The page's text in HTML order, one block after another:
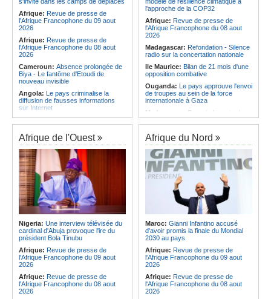
comme une expérience pour aller de
l'avant »
Afrique:
Les statistiques clés avant
d'Ivoire et l'Algérie
Angola:Le Wiliete échoue en demi-
finales du championnat national
féminin
Afrique: Revue de presse de
l'Afrique Francophone du 09 aout
2026
Afrique: Revue de presse de
l'Afrique Francophone du 08 aout
2026
Cameroun: Absence prolongée de
Biya - Le fantôme d'Etoudi de
nouveau invisible
Angola: Le pays criminalise la
diffusion de fausses informations
sur Internet
Congo-Brazzaville:Concours de
musique 'Talents +' - La liste des
participants publiée
Congo-Brazzaville:Coupe du
Congo de football - JST, Inter, Cara
et V Club qualifiés pour les demi-
finales
Congo-Brazzaville: Lutte contre la
corruption - Les parlementaires
sensibilisés
Congo-Brazzaville:Santé publique
- Ollombo réceptionne son hôpital de
référence
Congo-Brazzaville:Lutte contre
les épidémies - Les employés de la
maison de retraite Kambissi en
formation
l'approche de la COP32
Afrique: Revue de presse de
l'Afrique Francophone du 08 aout
2026
Madagascar: Refondation - Silence
radio sur la concertation nationale
Ile Maurice: Bilan de 21 mois d'une
opposition combative
Ouganda: Le pays approuve l'envoi
de troupes au sein de la force
internationale à Gaza
Madagascar: Bras de fer entre le
pays et le FMI autour du déblocage
de plus de 180 millions de dollars
Kenya:Des associations de
femmes marchent pour dénoncer
les disparitions forcées
Afrique:La CEA renforce les
capacités des parlementaires de
l'Afrique de l'Est
Congo-Kinshasa:Après l'accord
avec une branche des FDLR, les
zones d'ombre persistent
Le pays à la croisée
des chemins, alerte l'ONU
Afrique de l'Ouest
Nigeria: Une interview télévisée du
cardinal d'Abuja provoque l'ire du
président Bola Tinubu
Afrique: Revue de presse de
l'Afrique Francophone du 09 aout
2026
Afrique: Revue de presse de
l'Afrique Francophone du 08 aout
2026
Afrique du Nord
Maroc: Gianni Infantino accusé
d'avoir promis la finale du Mondial
2030 au pays
Afrique: Revue de presse de
l'Afrique Francophone du 09 aout
2026
Afrique: Revue de presse de
l'Afrique Francophone du 08 aout
2026